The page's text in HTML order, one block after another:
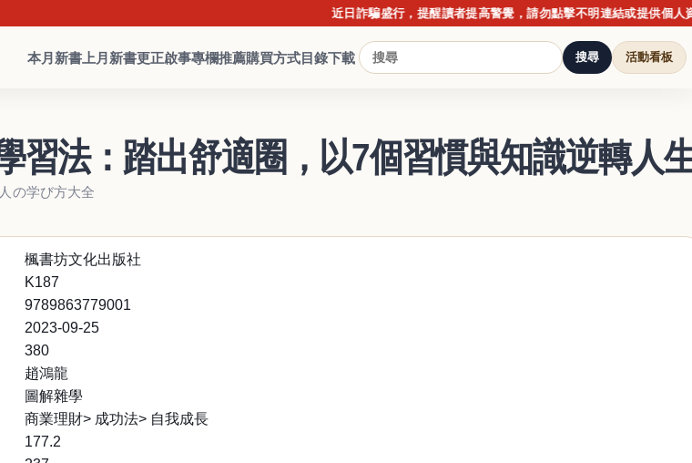
近日詐騙盛行，提醒讀者提高警覺，請勿點擊不明連結或提供個人資料；
本月新書 上月新書更正啟事專欄推薦購買方式目錄下載 搜尋 活動看板
習法：踏出舒適圈，以7個習慣與知識逆轉人
の学び方大全
楓書坊文化出版社
K187
9789863779001
2023-09-25
380
趙鴻龍
圖解雜學
商業理財> 成功法> 自我成長
177.2